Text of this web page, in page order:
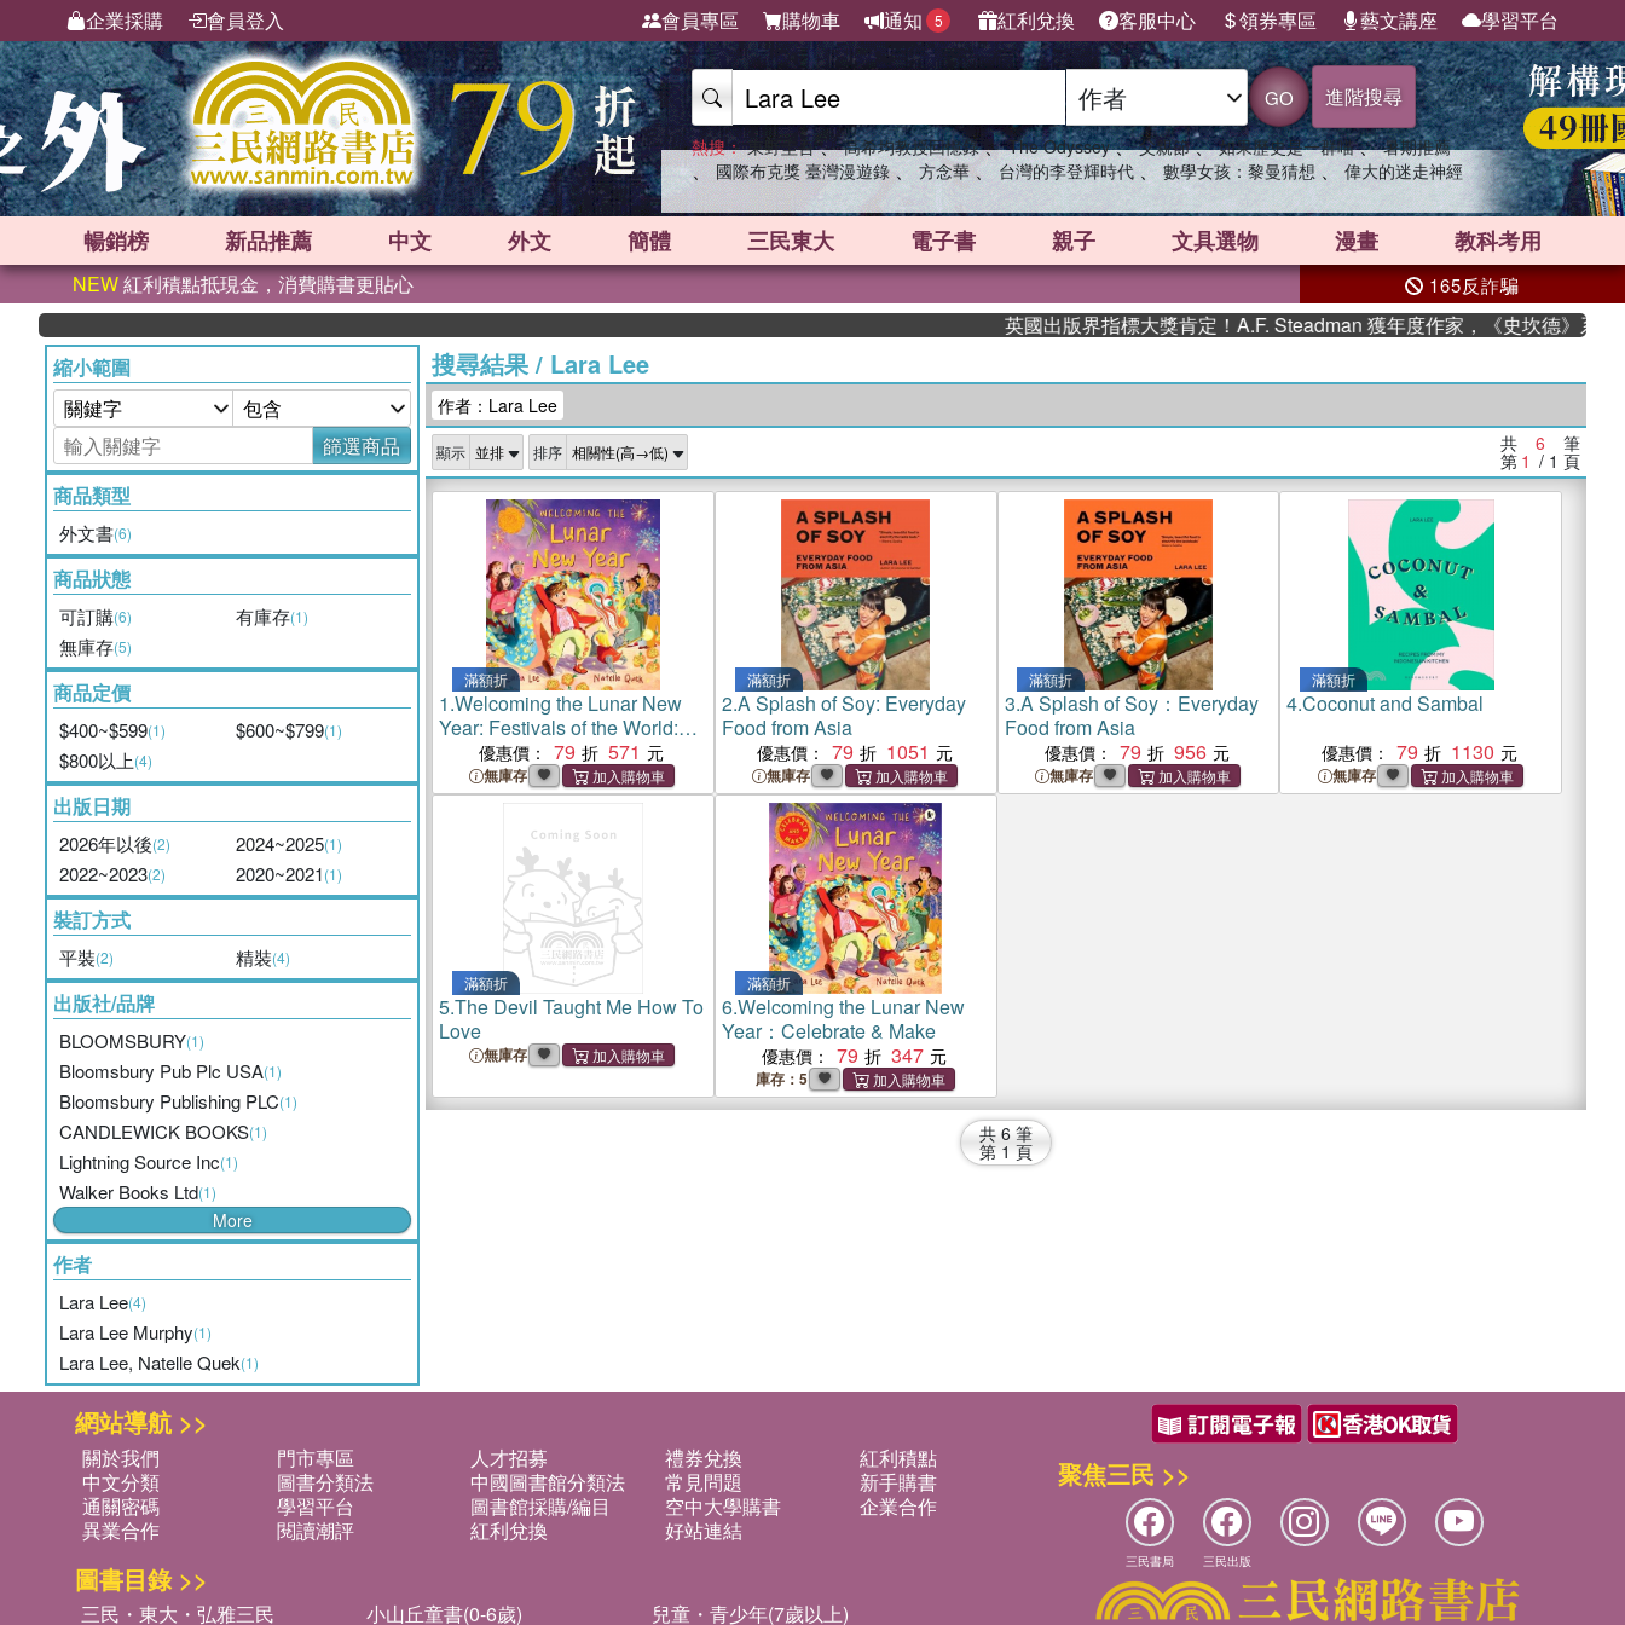
企業採購 會員登入 會員專區 購物車 通知 5 紅利兌換 客服中心 領券專區 藝文講座 學習平台
GO 進階搜尋
熱搜： 東野圭吾 、 高希均教授回憶錄 、 The Odyssey 、 父親節 、 如果歷史是一群喵 、 暑期推薦
、 國際布克獎 臺灣漫遊錄 、 方念華 、 台灣的李登輝時代 、 數學女孩：黎曼猜想 、 偉大的迷走神經
暢銷榜 新品推薦 中文 外文 簡體 三民東大 電子書 親子 文具選物 漫畫 教科考用
NEW紅利積點抵現金，消費購書更貼心 165反詐騙
英國出版界指標大獎肯定！A.F. Steadman 獲年度作家，《史坎德》系列帶
縮小範圍
篩選商品
商品類型
外文書(6)
商品狀態
可訂購(6) 有庫存(1)
無庫存(5)
商品定價
$400~$599(1) $600~$799(1)
$800以上(4)
出版日期
2026年以後(2) 2024~2025(1)
2022~2023(2) 2020~2021(1)
裝訂方式
平裝(2) 精裝(4)
出版社/品牌
BLOOMSBURY(1)
Bloomsbury Pub Plc USA(1)
Bloomsbury Publishing PLC(1)
CANDLEWICK BOOKS(1)
Lightning Source Inc(1)
Walker Books Ltd(1)
More
作者
Lara Lee(4)
Lara Lee Murphy(1)
Lara Lee, Natelle Quek(1)
搜尋結果/ Lara Lee
作者：Lara Lee
顯示 排序 共 6 筆
第 1 / 1 頁
滿額折
1.Welcoming the Lunar New
Year: Festivals of the World:
(An Educational Picture Book
about Traditions, Food, and
Family - For Kids Ages 4-6)
優惠價： 79 571
無庫存
滿額折
2.A Splash of Soy: Everyday
Food from Asia
優惠價： 79 1051
無庫存
滿額折
3.A Splash of Soy：Everyday
Food from Asia
優惠價： 79 956
無庫存
滿額折
4.Coconut and Sambal
優惠價： 79 1130
無庫存
滿額折
5.The Devil Taught Me How To
Love
無庫存
滿額折
6.Welcoming the Lunar New
Year：Celebrate & Make
優惠價： 79 347
庫存：5
共 6 筆
第 1 頁
網站導航 >>
關於我們 門市專區 人才招募 禮券兌換
紅利積點
中文分類
圖書分類法 中國圖書館分類法 常見問題
新手購書
通關密碼
學習平台 圖書館採購/編目 空中大學購書
企業合作
異業合作
閱讀潮評 紅利兌換 好站連結
圖書目錄 >>
三民・東大・弘雅三民 小山丘童書(0-6歲) 兒童・青少年(7歲以上)
聚焦三民 >>
三民書局 三民出版